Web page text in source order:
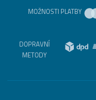
MOŽNOSTI PLATBY
DOPRAVNÍ
METODY